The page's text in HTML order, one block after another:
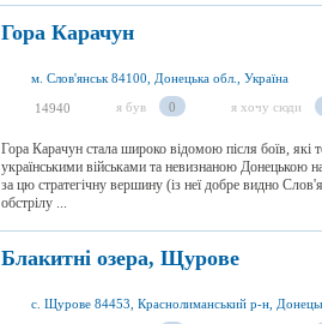
Гора Карачун
м. Слов'янськ 84100, Донецька обл., Україна
14940 я був 0 я хочу сюди
Гора Карачун стала широко відомою після боїв, які
українськими військами та невизнаною Донецькою
за цю стратегічну вершину (із неї добре видно
обстрілу ...
Блакитні озера, Щурове